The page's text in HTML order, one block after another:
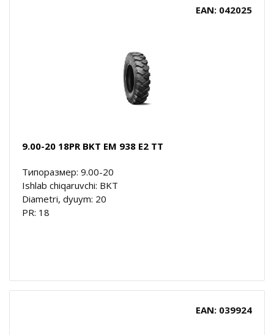
EAN: 042025
9.00-20 18PR BKT EM 938 E2 TT
Типоразмер: 9.00-20
Ishlab chiqaruvchi: BKT
Diametri, dyuym: 20
PR: 18
EAN: 039924